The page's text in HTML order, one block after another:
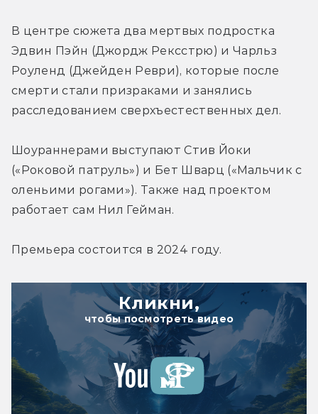
В центре сюжета два мертвых подростка
Эдвин Пэйн (Джордж Рексстрю) и Чарльз
Роуленд (Джейден Реври), которые после
смерти стали призраками и занялись
расследованием сверхъестественных дел.
Шоураннерами выступают Стив Йоки
(«Роковой патруль») и Бет Шварц («Мальчик с
оленьими рогами»). Также над проектом
работает сам Нил Гейман.
Премьера состоится в 2024 году.
Кликни,
чтобы посмотреть видео